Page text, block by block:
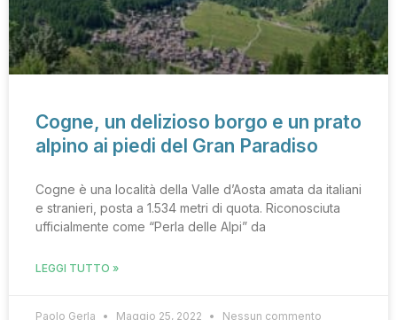
Cogne, un delizioso borgo e un prato
alpino ai piedi del Gran Paradiso
Cogne è una località della Valle d’Aosta amata da italiani
e stranieri, posta a 1.534 metri di quota. Riconosciuta
ufficialmente come “Perla delle Alpi” da
LEGGI TUTTO »
Paolo Gerla Maggio 25, 2022 Nessun commento